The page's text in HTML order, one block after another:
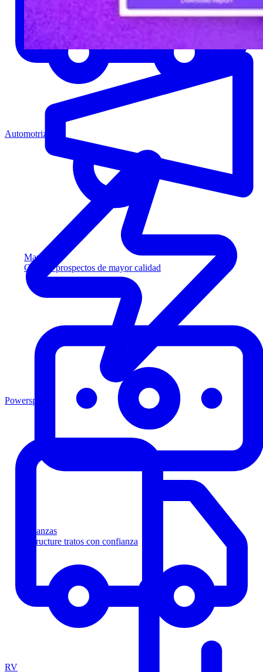
Marketing
Capture prospectos de mayor calidad
Finanzas
Estructure tratos con confianza
Automotriz
Powersports
RV